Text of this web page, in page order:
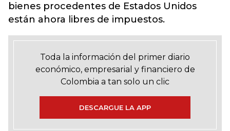
bienes procedentes de Estados Unidos
están ahora libres de impuestos.
Toda la información del primer diario
económico, empresarial y financiero de
Colombia a tan solo un clic
DESCARGUE LA APP